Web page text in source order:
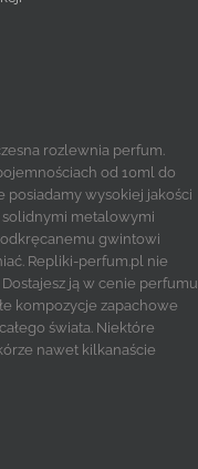
rozlewnia perfum.
od 10ml do
posiadamy wysokiej jakości
metalowymi
gwintowi
Repliki-perfum.pl nie
ją w cenie perfumu.
kompozycje zapachowe
świata. Niektóre
nawet kilkanaście